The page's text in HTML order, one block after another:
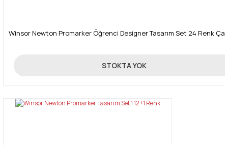
Winsor Newton Promarker Öğrenci Designer Tasarım Set 24 Renk
750,00 TL
STOKTA YOK